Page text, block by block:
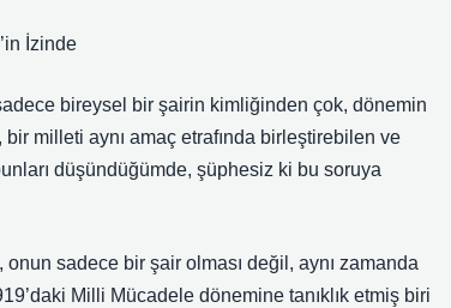
İzinde
bireysel bir şairin kimliğinden çok, dönemin
milleti aynı amaç etrafında birleştirebilen ve
düşündüğümde, şüphesiz ki bu soruya
onun sadece bir şair olması değil, aynı zamanda
Milli Mücadele dönemine tanıklık etmiş biri